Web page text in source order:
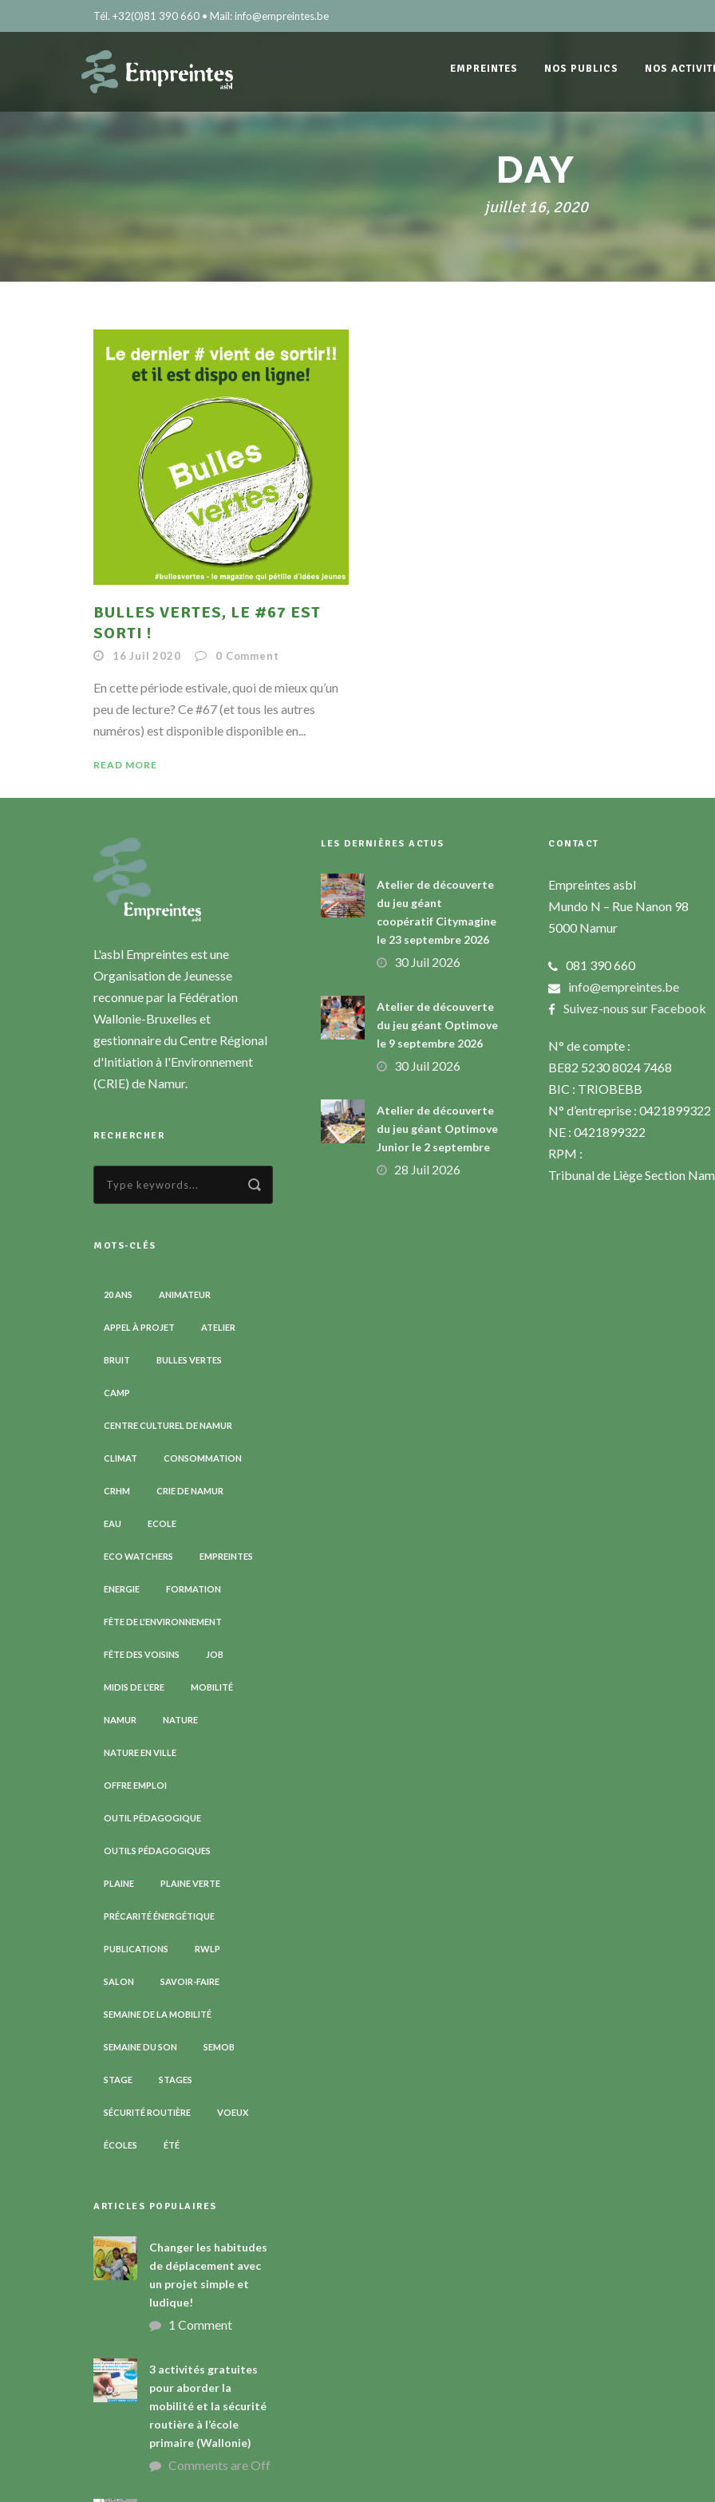
Tél. +32(0)81 390 660 • Mail: info@empreintes.be
EMPREINTES NOS PUBLICS NOS
DAY
juillet 16, 2020
BULLES VERTES, LE #67 EST
SORTI !
16 Juil 2020 0 Comment
En cette période estivale, quoi de mieux qu’un
peu de lecture? Ce #67 (et tous les autres
numéros) est disponible disponible en...
READ MORE
L'asbl Empreintes est une
Organisation de Jeunesse
reconnue par la Fédération
Wallonie-Bruxelles et
gestionnaire du Centre Régional
d'Initiation à l'Environnement
(CRIE) de Namur.
RECHERCHER
MOTS-CLÉS
20 ANS ANIMATEUR
APPEL À PROJET ATELIER
BRUIT BULLES VERTES
CAMP
CENTRE CULTUREL DE NAMUR
CLIMAT CONSOMMATION
CRHM CRIE DE NAMUR
EAU ECOLE
ECO WATCHERS EMPREINTES
ENERGIE FORMATION
FÊTE DE L'ENVIRONNEMENT
FÊTE DES VOISINS JOB
MIDIS DE L'ERE MOBILITÉ
NAMUR NATURE
NATURE EN VILLE
OFFRE EMPLOI
OUTIL PÉDAGOGIQUE
OUTILS PÉDAGOGIQUES
PLAINE PLAINE VERTE
PRÉCARITÉ ÉNERGÉTIQUE
PUBLICATIONS RWLP
SALON SAVOIR-FAIRE
SEMAINE DE LA MOBILITÉ
SEMAINE DU SON SEMOB
STAGE STAGES
SÉCURITÉ ROUTIÈRE VOEUX
ÉCOLES ÉTÉ
ARTICLES POPULAIRES
Changer les habitudes
de déplacement avec
un projet simple et
ludique!
1 Comment
3 activités gratuites
pour aborder la
mobilité et la sécurité
routière à l’école
primaire (Wallonie)
Comments are Off
LES DERNIÈRES ACTUS
Atelier de découverte
du jeu géant
coopératif Citymagine
le 23 septembre 2026
30 Juil 2026
Atelier de découverte
du jeu géant Optimove
le 9 septembre 2026
30 Juil 2026
Atelier de découverte
du jeu géant Optimove
Junior le 2 septembre
28 Juil 2026
CONTACT
Empreintes asbl
Mundo N – Rue Nanon 98
5000 Namur
081 390 660
info@empreintes.be
Suivez-nous sur Facebook
N° de compte :
BE82 5230 8024 7468
BIC : TRIOBEBB
N° d’entreprise : 0421899322
NE : 0421899322
RPM :
Tribunal de Liège Section